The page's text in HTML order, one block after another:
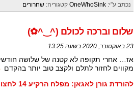
נכתב ע"י: OneWhoSink קטגוריה: שחרורים
שלום וברכה לכולם ⁦(✿^‿^)⁩
23 באוקטובר, 2020 בשעה 13:25
אז… אחרי תקופה לא קטנה של שלושה
מקווים לחזור לתלם ולקצב טוב יותר בהקדם
להורדת גורן לאגאן: מפלח הרקיע 14 לחצו כאן